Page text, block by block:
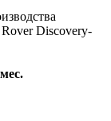
Rover Discovery-